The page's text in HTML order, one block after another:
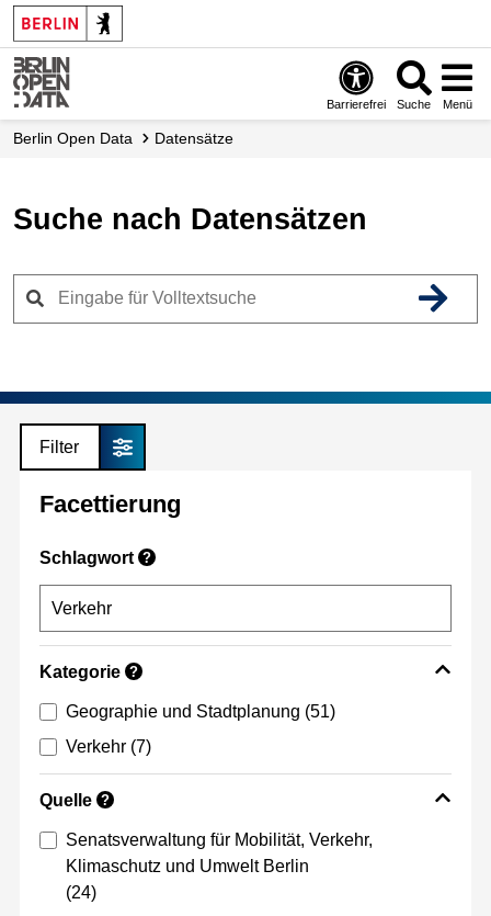
Skip
to
main
content
Barrierefrei Suche Menü
Berlin Open Data Datensätze
Suche nach Datensätzen
Filter
Facettierung
Schlagwort ?
Kategorie ?
Geographie und Stadtplanung (51)
Verkehr (7)
Quelle ?
Senatsverwaltung für Mobilität, Verkehr,
Klimaschutz und Umwelt Berlin
(24)